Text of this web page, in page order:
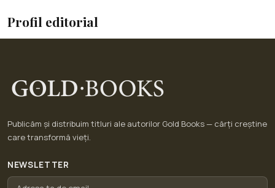
Profil editorial
Publicăm și distribuim titluri ale autorilor Gold Books — cărți creștine
care transformă vieți.
NEWSLETTER